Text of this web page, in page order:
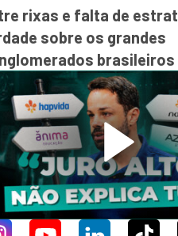
rixas e falta de
sobre os grandes
brasileiros